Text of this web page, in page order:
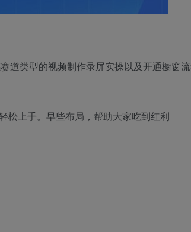
道类型的视频制作录屏实操以及开通橱窗
松上手。早些布局，帮助大家吃到红利